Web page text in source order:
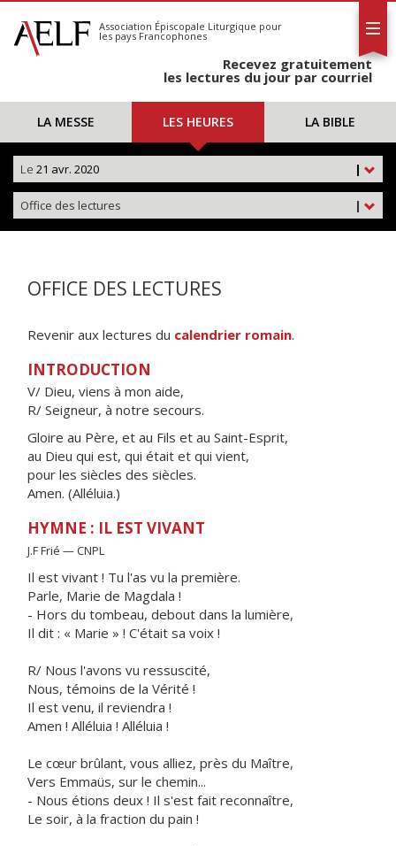
S'abonner
Calendrier
Association Épiscopale Liturgique pour
les pays Francophones
Recevez gratuitement
les lectures du jour par courriel
LA MESSE LES HEURES LA BIBLE
|
Le 21 avr. 2020
|
Office des lectures
OFFICE DES LECTURES
Revenir aux lectures du calendrier romain.
INTRODUCTION
V/ Dieu, viens à mon aide,
R/ Seigneur, à notre secours.
Gloire au Père, et au Fils et au Saint-Esprit,
au Dieu qui est, qui était et qui vient,
pour les siècles des siècles.
Amen. (Alléluia.)
HYMNE : IL EST VIVANT
J.F Frié — CNPL
Il est vivant ! Tu l'as vu la première.
Parle, Marie de Magdala !
- Hors du tombeau, debout dans la lumière,
Il dit : « Marie » ! C'était sa voix !
R/ Nous l'avons vu ressuscité,
Nous, témoins de la Vérité !
Il est venu, il reviendra !
Amen ! Alléluia ! Alléluia !
Le cœur brûlant, vous alliez, près du Maître,
Vers Emmaüs, sur le chemin...
- Nous étions deux ! Il s'est fait reconnaître,
Le soir, à la fraction du pain !